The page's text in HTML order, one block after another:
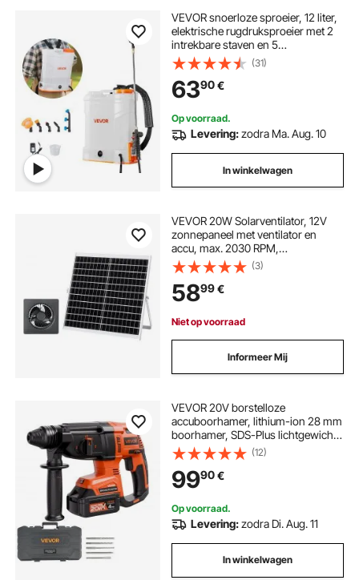
oplader motor
accu motoren accu heggenschaar 20v
motor en accu
mobiele hogedrukreiniger op accu
VEVOR snoerloze sproeier, 12 liter,
elektrische rugdruksproeier met 2
intrekbare staven en 5
sproeikoppen, instelbaar van 0-6
bar, looptijd van 2 uur, draagbare
pompsproeier voor tuin en gazon
(31)
6390€
Op voorraad.
Levering:zodra Ma. Aug. 10
In winkelwagen
VEVOR 20W Solarventilator, 12V
zonnepaneel met ventilator en
accu, max. 2030 RPM,
zonneventilator voor 374 m³/h
luchtstroom, 4,3 m/s, op zonne-
energie werkende afzuigventilator
voor kleine kippenhokken en
kassen.
(3)
5899€
Niet op voorraad
Informeer Mij
VEVOR 20V borstelloze
accuboorhamer, lithium-ion 28 mm
boorhamer, SDS-Plus lichtgewicht
elektrische set met accu, lader en
draagtas, 4 functies, 1200 tpm,
5300 slagen per minuut
(12)
9990€
Op voorraad.
Levering:zodra Di. Aug. 11
In winkelwagen